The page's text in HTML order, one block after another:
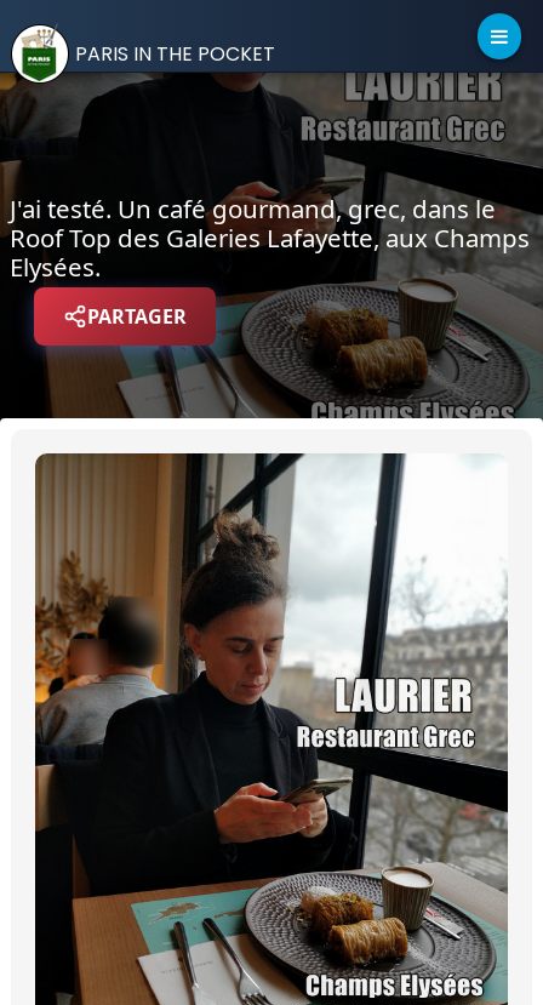
PARIS IN THE POCKET
J'ai testé. Un café gourmand, grec, dans le
Roof Top des Galeries Lafayette, aux Champs
Elysées.
PARTAGER